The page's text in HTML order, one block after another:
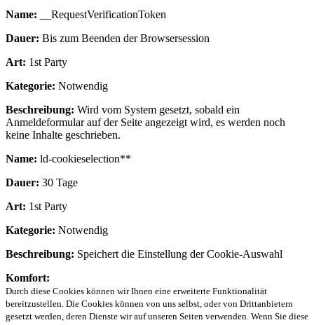
Name: __RequestVerificationToken
Dauer: Bis zum Beenden der Browsersession
Art: 1st Party
Kategorie: Notwendig
Beschreibung: Wird vom System gesetzt, sobald ein
Anmeldeformular auf der Seite angezeigt wird, es werden noch
keine Inhalte geschrieben.
Name: ld-cookieselection**
Dauer: 30 Tage
Art: 1st Party
Kategorie: Notwendig
Beschreibung: Speichert die Einstellung der Cookie-Auswahl
Komfort:
Durch diese Cookies können wir Ihnen eine erweiterte Funktionalität
bereitzustellen. Die Cookies können von uns selbst, oder von Drittanbietern
gesetzt werden, deren Dienste wir auf unseren Seiten verwenden. Wenn Sie diese